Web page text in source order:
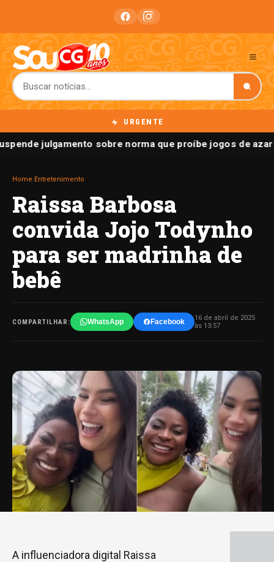
URGENTE
julgamento sobre norma que proíbe jogos de azar
Home Entretenimento
Raissa Barbosa
convida Jojo Todynho
para ser madrinha de
bebê
COMPARTILHAR: WhatsApp Facebook
16 de abril de 2025
às 13:57
A influenciadora digital Raissa